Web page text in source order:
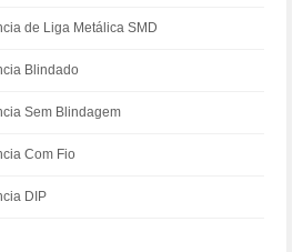
de Liga Metálica SMD
Blindado
Sem Blindagem
Com Fio
DIP